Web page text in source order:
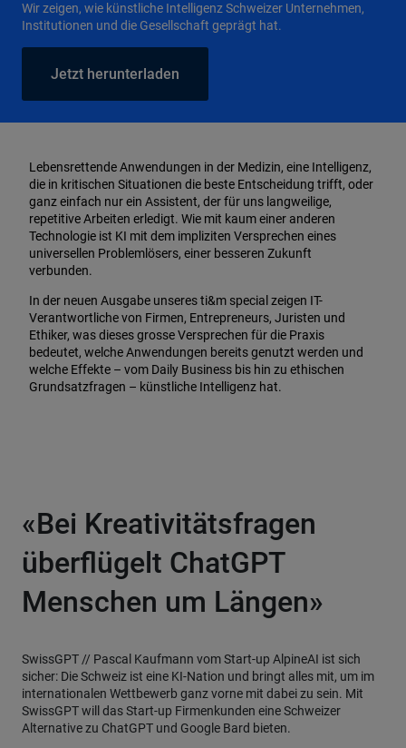
Wir zeigen, wie künstliche Intelligenz Schweizer Unternehmen,
Institutionen und die Gesellschaft geprägt hat.
Jetzt herunterladen
Lebensrettende Anwendungen in der Medizin, eine Intelligenz,
die in kritischen Situationen die beste Entscheidung trifft, oder
ganz einfach nur ein Assistent, der für uns langweilige,
repetitive Arbeiten erledigt. Wie mit kaum einer anderen
Technologie ist KI mit dem impliziten Versprechen eines
universellen Problemlösers, einer besseren Zukunft
verbunden.
In der neuen Ausgabe unseres ti&m special zeigen IT-
Verantwortliche von Firmen, Entrepreneurs, Juristen und
Ethiker, was dieses grosse Versprechen für die Praxis
bedeutet, welche Anwendungen bereits genutzt werden und
welche Effekte – vom Daily Business bis hin zu ethischen
Grundsatzfragen – künstliche Intelligenz hat.
«Bei Kreativitätsfragen
überflügelt ChatGPT
Menschen um Längen»
SwissGPT // Pascal Kaufmann vom Start-up AlpineAI ist sich
sicher: Die Schweiz ist eine KI-Nation und bringt alles mit, um im
internationalen Wettbewerb ganz vorne mit dabei zu sein. Mit
SwissGPT will das Start-up Firmenkunden eine Schweizer
Alternative zu ChatGPT und Google Bard bieten.